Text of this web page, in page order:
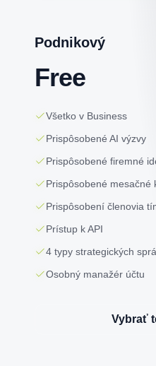
Podnikový
Free
Všetko v Business
Prispôsobené AI výzvy
Prispôsobené firemné
Prispôsobené mesačné
Prispôsobení členovia
Prístup k API
4 typy strategických
Osobný manažér účtu
Vybrať